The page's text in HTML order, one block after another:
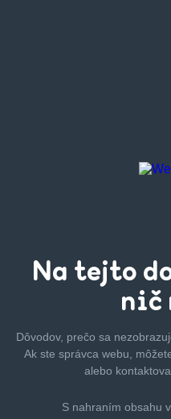
Na tejto
nič
Dôvodov, prečo sa
Ak ste správca webu,
alebo
S nahraním obsahu